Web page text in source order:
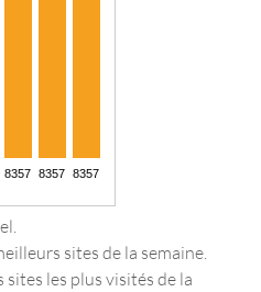
sites de la semaine.
sites les plus visités de la